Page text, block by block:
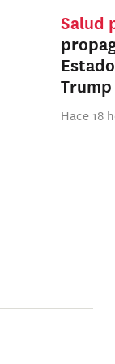
Salud
Trump
Hace 18